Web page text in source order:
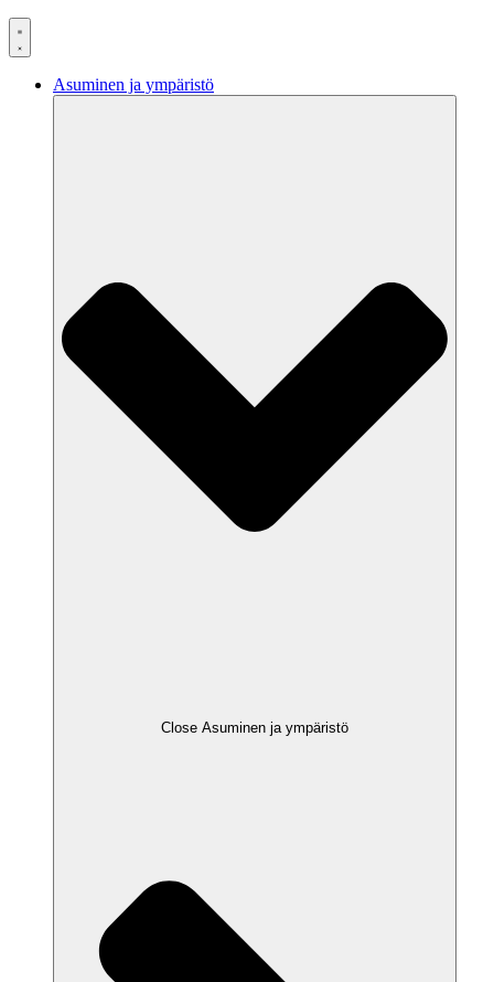
Asuminen ja ympäristö
Close Asuminen ja ympäristö